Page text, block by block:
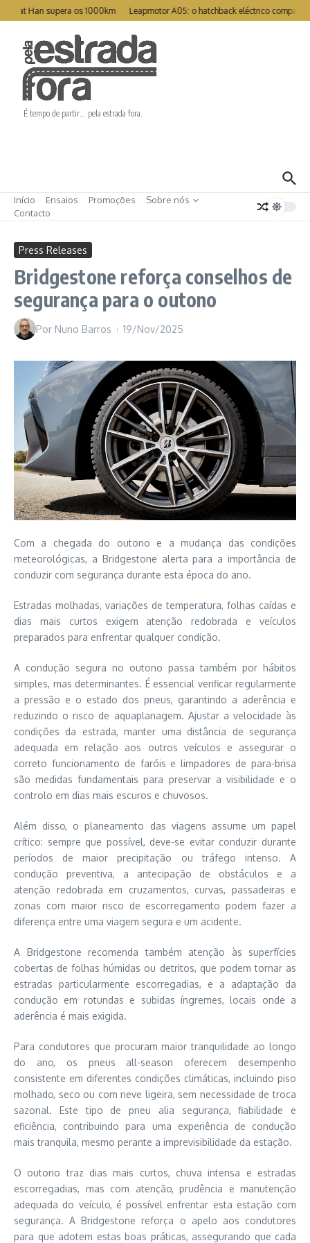
Ir para o conteúdo
Han supera os 1000km Leapmotor A05: o hatchback eléctrico compacto
É tempo de partir… pela estrada fora.
Início Ensaios Promoções
Sobre nós
Contacto
Press Releases
Bridgestone reforça conselhos de
segurança para o outono
Por Nuno Barros 19/Nov/2025
Com a chegada do outono e a mudança das condições
meteorológicas, a Bridgestone alerta para a importância de
conduzir com segurança durante esta época do ano.
Estradas molhadas, variações de temperatura, folhas caídas e
dias mais curtos exigem atenção redobrada e veículos
preparados para enfrentar qualquer condição.
A condução segura no outono passa também por hábitos
simples, mas determinantes. É essencial verificar regularmente
a pressão e o estado dos pneus, garantindo a aderência e
reduzindo o risco de aquaplanagem. Ajustar a velocidade às
condições da estrada, manter uma distância de segurança
adequada em relação aos outros veículos e assegurar o
correto funcionamento de faróis e limpadores de para-brisa
são medidas fundamentais para preservar a visibilidade e o
controlo em dias mais escuros e chuvosos.
Além disso, o planeamento das viagens assume um papel
crítico: sempre que possível, deve-se evitar conduzir durante
períodos de maior precipitação ou tráfego intenso. A
condução preventiva, a antecipação de obstáculos e a
atenção redobrada em cruzamentos, curvas, passadeiras e
zonas com maior risco de escorregamento podem fazer a
diferença entre uma viagem segura e um acidente.
A Bridgestone recomenda também atenção às superfícies
cobertas de folhas húmidas ou detritos, que podem tornar as
estradas particularmente escorregadias, e a adaptação da
condução em rotundas e subidas íngremes, locais onde a
aderência é mais exigida.
Para condutores que procuram maior tranquilidade ao longo
do ano, os pneus all-season oferecem desempenho
consistente em diferentes condições climáticas, incluindo piso
molhado, seco ou com neve ligeira, sem necessidade de troca
sazonal. Este tipo de pneu alia segurança, fiabilidade e
eficiência, contribuindo para uma experiência de condução
mais tranquila, mesmo perante a imprevisibilidade da estação.
O outono traz dias mais curtos, chuva intensa e estradas
escorregadias, mas com atenção, prudência e manutenção
adequada do veículo, é possível enfrentar esta estação com
segurança. A Bridgestone reforça o apelo aos condutores
para que adotem estas boas práticas, assegurando que cada